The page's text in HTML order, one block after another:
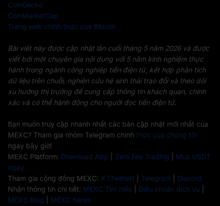
CoinGecko
CoinMarketCap
Trang web chính thức của Bitcoin
Bài viết này được cập nhật lần cuối tháng 5 năm 2026 và được
viết bởi một chuyên gia nội dung với 5 năm kinh nghiệm thực
hành trong ngành công nghiệp tiền điện tử, kết hợp phân tích
dữ liệu trên chuỗi, nghiên cứu hệ sinh thái trao đổi và theo dõi
xu hướng thị trường để cung cấp thông tin khách quan, chính
xác và có thể hành động cho người đọc tiền điện tử.
Bạn muốn truy cập nhanh nhất các bản cập nhật mới nhất của
MEXC? Tham gia nhóm Telegram chính thức của chúng tôi
ngay bây giờ!
MEXC Platform: Download App Zero Fee Trading
Mua USDT
ngay
Tham gia cộng đồng MEXC: X (Twitter) Telegram
Discord
Nhận thông tin chi tiết: MEXC Tìm hiểu Điều khoản dịch vụ
MEXC Blog
MEXC News